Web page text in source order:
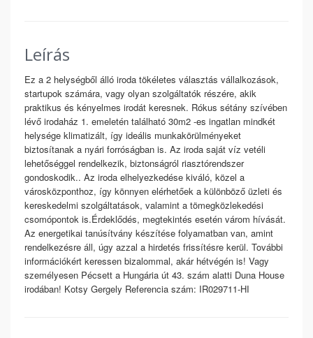
Leírás
Ez a 2 helységből álló iroda tökéletes választás vállalkozások,
startupok számára, vagy olyan szolgáltatók részére, akik
praktikus és kényelmes irodát keresnek. Rókus sétány szívében
lévő irodaház 1. emeletén található 30m2 -es ingatlan mindkét
helysége klimatizált, így ideális munkakörülményeket
biztosítanak a nyári forróságban is. Az iroda saját víz vetéli
lehetőséggel rendelkezik, biztonságról riasztórendszer
gondoskodik.. Az iroda elhelyezkedése kiváló, közel a
városközponthoz, így könnyen elérhetőek a különböző üzleti és
kereskedelmi szolgáltatások, valamint a tömegközlekedési
csomópontok is.Érdeklődés, megtekintés esetén várom hívását.
Az energetikai tanúsítvány készítése folyamatban van, amint
rendelkezésre áll, úgy azzal a hirdetés frissítésre kerül. További
információkért keressen bizalommal, akár hétvégén is! Vagy
személyesen Pécsett a Hungária út 43. szám alatti Duna House
irodában! Kotsy Gergely Referencia szám: IR029711-HI